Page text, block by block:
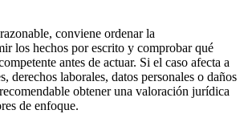
conviene ordenar la
los hechos por escrito y comprobar qué
antes de actuar. Si el caso afecta a
derechos laborales, datos personales o daños
obtener una valoración jurídica
de enfoque.